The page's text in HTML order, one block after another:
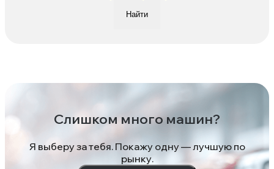
Найти
Слишком много машин?
Я выберу за тебя. Покажу одну — лучшую по
рынку.